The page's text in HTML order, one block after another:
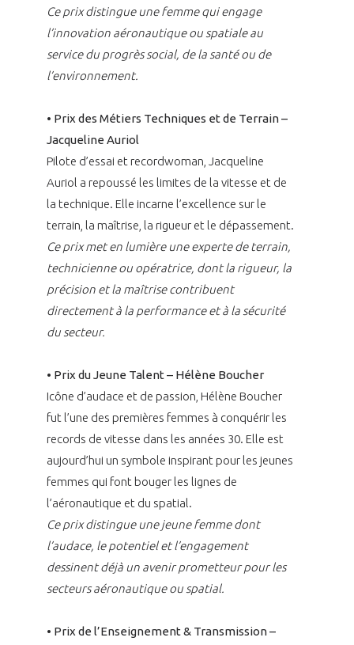
Ce prix distingue une femme qui engage
l’innovation aéronautique ou spatiale au
service du progrès social, de la santé ou de
l’environnement.
• Prix des Métiers Techniques et de Terrain –
Jacqueline Auriol
Pilote d’essai et recordwoman, Jacqueline
Auriol a repoussé les limites de la vitesse et de
la technique. Elle incarne l’excellence sur le
terrain, la maîtrise, la rigueur et le dépassement.
Ce prix met en lumière une experte de terrain,
technicienne ou opératrice, dont la rigueur, la
précision et la maîtrise contribuent
directement à la performance et à la sécurité
du secteur.
• Prix du Jeune Talent – Hélène Boucher
Icône d’audace et de passion, Hélène Boucher
fut l’une des premières femmes à conquérir les
records de vitesse dans les années 30. Elle est
aujourd’hui un symbole inspirant pour les jeunes
femmes qui font bouger les lignes de
l’aéronautique et du spatial.
Ce prix distingue une jeune femme dont
l’audace, le potentiel et l’engagement
dessinent déjà un avenir prometteur pour les
secteurs aéronautique ou spatial.
• Prix de l’Enseignement & Transmission –